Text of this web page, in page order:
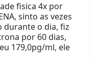
fisica 4x por
sinto as vezes
durante o dia, fiz
por 60 dias,
179,0pg/ml, ele